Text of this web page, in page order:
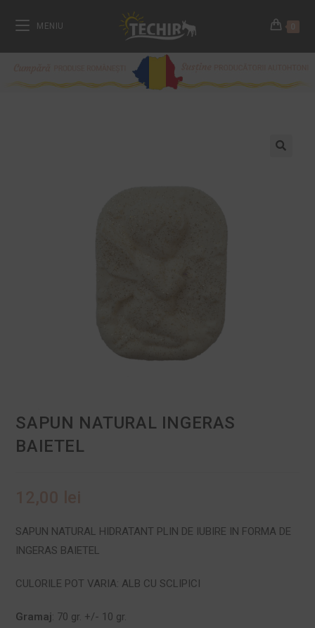
MENIU
SAPUN NATURAL INGERAS
BAIETEL
SAPUN NATURAL HIDRATANT PLIN DE IUBIRE IN FORMA DE
INGERAS BAIETEL
CULORILE POT VARIA: ALB CU SCLIPICI
Gramaj: 70 gr. +/- 10 gr.